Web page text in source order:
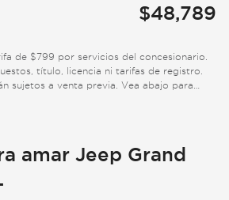
$48,789
de $799 por servicios del concesionario.
título, licencia ni tarifas de registro.
sujetos a venta previa. Vea abajo para
amar Jeep Grand